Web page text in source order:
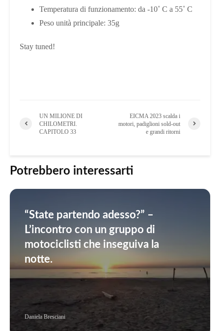
Temperatura di funzionamento: da -10˚ C a 55˚ C
Peso unità principale: 35g
Stay tuned!
UN MILIONE DI
CHILOMETRI.
CAPITOLO 33
EICMA 2023 scalda i
motori, padiglioni sold-out
e grandi ritorni
Potrebbero interessarti
“State partendo adesso?” –
L’incontro con un gruppo di
motociclisti che inseguiva la
notte.
Daniela Bresciani